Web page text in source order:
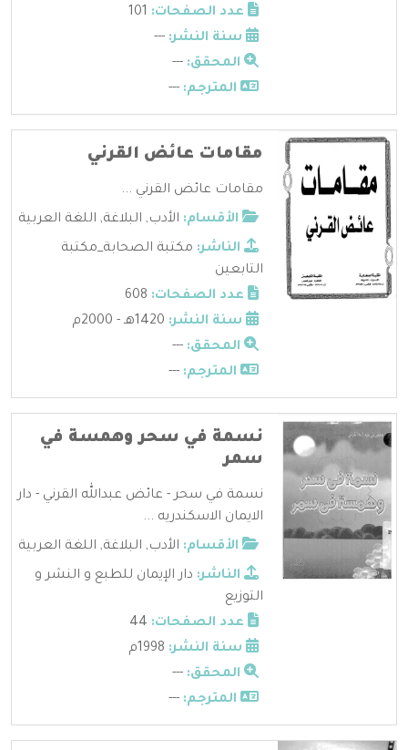
عدد الصفحات:
سنة النشر: ---
المحقق: ---
المترجم: ---
مقامات عائض القرني
مقامات عائض القرني ...
الأقسام: الأدب, البلاغة, اللغة العربية
الناشر: مكتبة الصحابة_مكتبة
التابعين
عدد الصفحات:
سنة النشر:
المحقق: ---
المترجم: ---
نسمة في سحر وهمسة في
سمر
نسمة في سحر - عائض عبدالله القرني - دار
الايمان الاسكندريه ...
الأقسام: الأدب, البلاغة, اللغة العربية
الناشر: دار الإيمان للطبع و النشر و
التوزيع
عدد الصفحات:
سنة النشر:
المحقق: ---
المترجم: ---